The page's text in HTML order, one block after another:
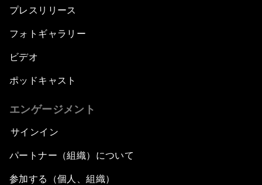
プレスリリース
フォトギャラリー
ビデオ
ポッドキャスト
エンゲージメント
サインイン
パートナー（組織）について
参加する（個人、組織）